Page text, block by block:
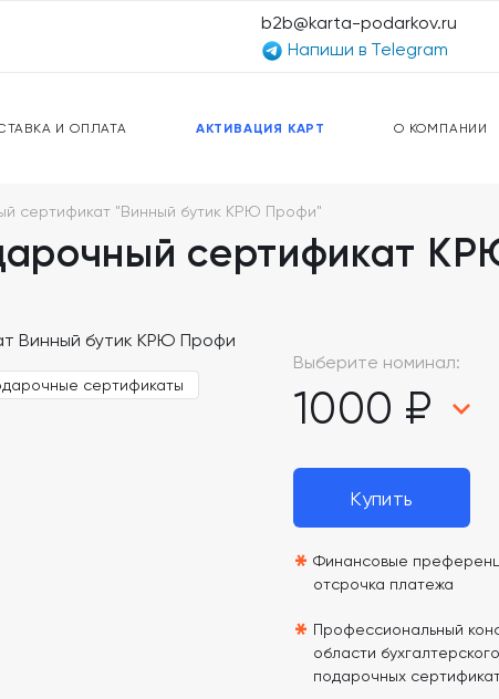
И ОПЛАТА АКТИВАЦИЯ КАРТ О КОМПАНИИ
b2b@karta-podarkov.ru
Напиши в Telegram
ПРЕДОПЛАЧЕННЫЕ КАРТЫ
сертификат "Винный бутик КРЮ Профи"
сертификат
сертификаты
Выберите номинал:
1000 ₽
Купить
* Финансовые
отсрочка платежа
* Профессиональный
области
подарочных